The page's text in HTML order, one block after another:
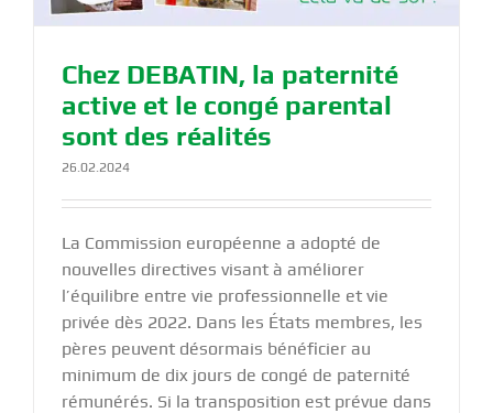
Chez DEBATIN, la paternité
active et le congé parental
sont des réalités
26.02.2024
La Commission européenne a adopté de
nouvelles directives visant à améliorer
l’équilibre entre vie professionnelle et vie
privée dès 2022. Dans les États membres, les
pères peuvent désormais bénéficier au
minimum de dix jours de congé de paternité
rémunérés. Si la transposition est prévue dans